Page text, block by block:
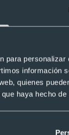
para
información
quienes
haya hecho
cuerpo y clip
y carga jumbo